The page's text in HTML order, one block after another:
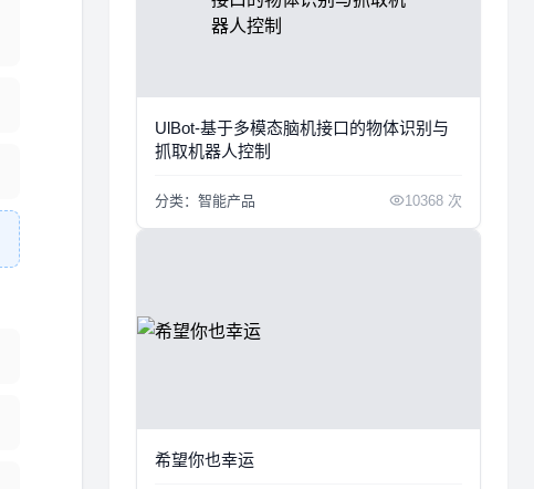
UlBot-基于多模态脑机接口的物体识别与
抓取机器人控制
分类：智能产品 10368 次
希望你也幸运